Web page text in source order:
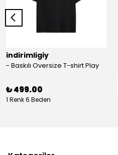
indirimligiy
- Baskılı Oversize T-shirt Play
₺ 499.00
1 Renk 6 Beden